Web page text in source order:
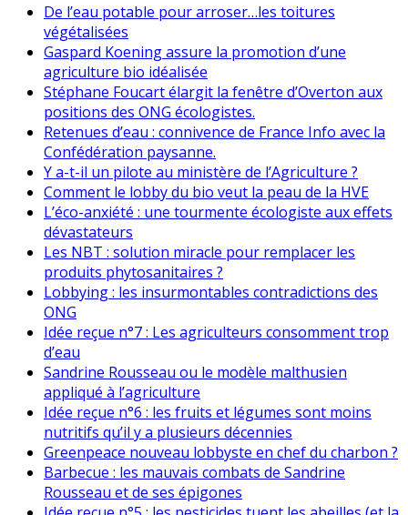
De l’eau potable pour arroser…les toitures
végétalisées
Gaspard Koening assure la promotion d’une
agriculture bio idéalisée
Stéphane Foucart élargit la fenêtre d’Overton aux
positions des ONG écologistes.
Retenues d’eau : connivence de France Info avec la
Confédération paysanne.
Y a-t-il un pilote au ministère de l’Agriculture ?
Comment le lobby du bio veut la peau de la HVE
L’éco-anxiété : une tourmente écologiste aux effets
dévastateurs
Les NBT : solution miracle pour remplacer les
produits phytosanitaires ?
Lobbying : les insurmontables contradictions des
ONG
Idée reçue n°7 : Les agriculteurs consomment trop
d’eau
Sandrine Rousseau ou le modèle malthusien
appliqué à l’agriculture
Idée reçue n°6 : les fruits et légumes sont moins
nutritifs qu’il y a plusieurs décennies
Greenpeace nouveau lobbyste en chef du charbon ?
Barbecue : les mauvais combats de Sandrine
Rousseau et de ses épigones